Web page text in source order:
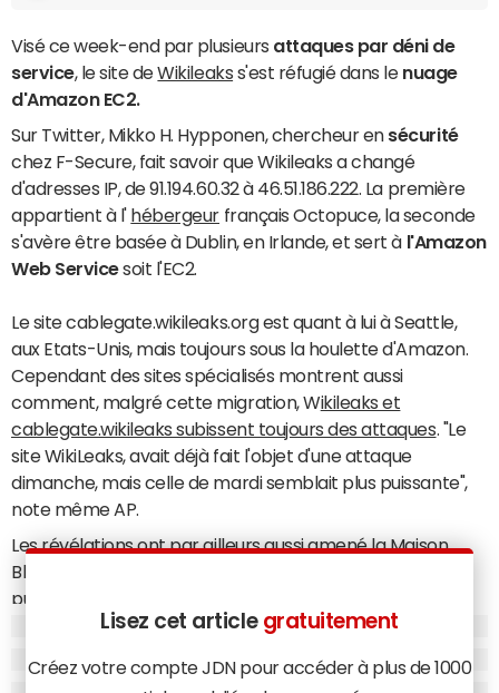
Visé ce week-end par plusieurs attaques par déni de
service, le site deWikileaks s'est réfugié dans le nuage
d'Amazon EC2.
Sur Twitter, Mikko H. Hypponen, chercheur en sécurité
chez F-Secure, fait savoir que Wikileaks a changé
d'adresses IP, de 91.194.60.32 à 46.51.186.222. La première
appartient à l' hébergeur français Octopuce, la seconde
s'avère être basée à Dublin, en Irlande, et sert à l'Amazon
Web Servicesoit l'EC2.
Le site cablegate.wikileaks.org est quant à lui à Seattle,
aux Etats-Unis, mais toujours sous la houlette d'Amazon.
Cependant des sites spécialisés montrent aussi
comment, malgré cette migration, Wikileaks et
cablegate.wikileaks subissent toujours des attaques . "Le
site WikiLeaks, avait déjà fait l'objet d'une attaque
dimanche, mais celle de mardi semblait plus puissante",
note même AP.
Les révélations ont par ailleurs aussi amené la Maison
Blanche et le département d'Etat a ordonner
publiquement une révision des procédures de sécurité
protégeant les documents sensibles. Ils ne pourront ainsi
et leur transfert devra se faire en présence de deux
Lisez cet article gratuitement
Créez votre compte JDN pour accéder à plus de 1000